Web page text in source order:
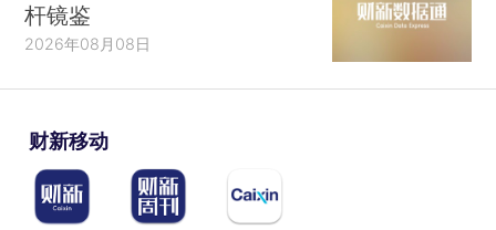
杆镜鉴
2026年08月08日
财新移动